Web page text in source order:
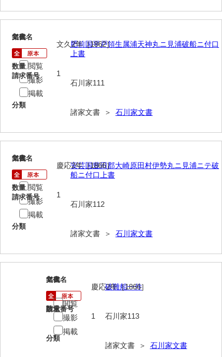
桂家文書（宇部市2）
桂家文書（大阪市）
金津家文書
兼田家文書
上矢田井手文書
亀田家文書
河北家文書
河崎家文書
河崎家文書（旧神代村）
河田家文書
111
文書名
肥前国平戸領生属浦天神丸ニ見浦破船ニ付口
上書
請求番号
石川家111
分類
諸家文書 ＞ 石川家文書
年代
文久2年［1862］
数量
1
閲覧
撮影
掲載
112
文書名
安芸国豊田郡大崎原田村伊勢丸ニ見浦ニテ破
船ニ付口上書
請求番号
石川家112
分類
諸家文書 ＞ 石川家文書
年代
慶応2年［1866］
数量
1
閲覧
撮影
掲載
113
文書名
破難船一件
請求番号
石川家113
分類
諸家文書 ＞ 石川家文書
年代
慶応2年［1866］
数量
1
閲覧
撮影
掲載